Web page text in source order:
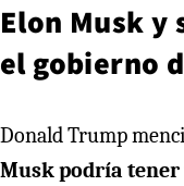
Elon Musk y
el gobierno
Donald Trump
Musk podría